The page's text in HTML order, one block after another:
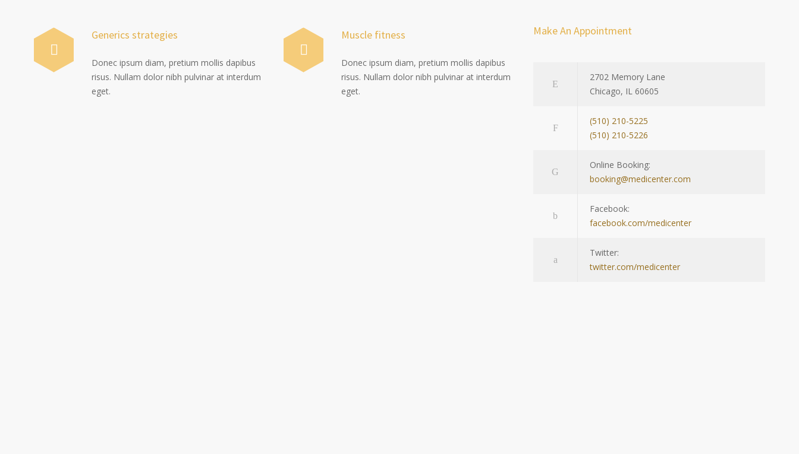
Generics strategies
Donec ipsum diam, pretium mollis dapibus
risus. Nullam dolor nibh pulvinar at interdum
eget.
Muscle fitness
Donec ipsum diam, pretium mollis dapibus
risus. Nullam dolor nibh pulvinar at interdum
eget.
Make An Appointment
2702 Memory Lane
Chicago, IL 60605
(510) 210-5225
(510) 210-5226
Online Booking:
booking@medicenter.com
Facebook:
facebook.com/medicenter
Twitter:
twitter.com/medicenter